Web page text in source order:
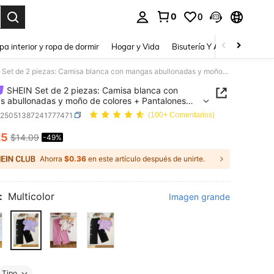
0 0
interior y ropa de dormir Hogar y Vida Bisutería Y Accesorios
SHEIN Set de 2 piezas: Camisa blanca con mangas abullonadas y moño de colores + Pantalones morados anchos y sueltos para niñas, uso casual y de vacaciones, verano
SHEIN Set de 2 piezas: Camisa blanca con
abullonadas y moño de colores + Pantalones
anchos y sueltos para niñas, uso casual y de
verano
(100+ Comentarios)
AND AVAILABILITY
$14.09 -49%
Ahorra $0.36 en este artículo después de unirte.
Multicolor Imagen grande